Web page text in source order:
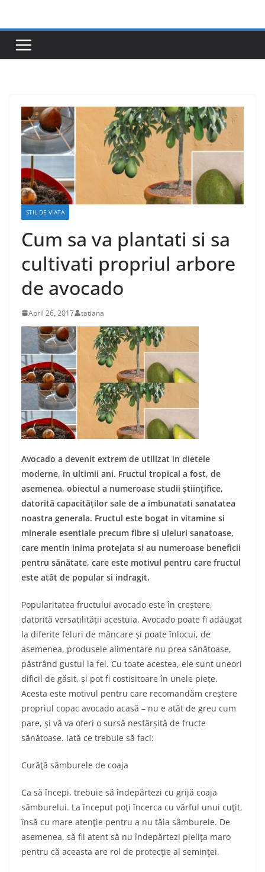
content
STIL DE VIATA
Cum sa va plantati si sa
cultivati propriul arbore
de avocado
April 26, 2017 tatiana
Avocado a devenit extrem de utilizat in dietele
moderne, în ultimii ani. Fructul tropical a fost, de
asemenea, obiectul a numeroase studii științifice,
datorită capacităților sale de a imbunatati sanatatea
noastra generala. Fructul este bogat in vitamine si
minerale esentiale precum fibre si uleiuri sanatoase,
care mentin inima protejata si au numeroase beneficii
pentru sănătate, care este motivul pentru care fructul
este atât de popular si indragit.
Popularitatea fructului avocado este în creștere,
datorită versatilității acestuia. Avocado poate fi adăugat
la diferite feluri de mâncare și poate înlocui, de
asemenea, produsele alimentare nu prea sănătoase,
păstrând gustul la fel. Cu toate acestea, ele sunt uneori
dificil de găsit, și pot fi costisitoare în unele piețe.
Acesta este motivul pentru care recomandăm creștere
propriul copac avocado acasă – nu e atât de greu cum
pare, și vă va oferi o sursă nesfârșită de fructe
sănătoase. Iată ce trebuie să faci:
Curăţă sâmburele de coaja
Ca să începi, trebuie să îndepărtezi cu grijă coaja
sâmburelui. La început poţi încerca cu vârful unui cuţit,
însă cu mare atenţie pentru a nu tăia sâmburele. De
asemenea, să fii atent să nu îndepărtezi pieliţa maro
pentru că aceasta are rol de protecţie al seminţei.